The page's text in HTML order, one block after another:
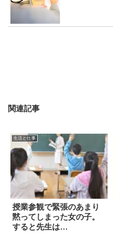
関連記事
生活と仕事
授業参観で緊張のあまり
黙ってしまった女の子。
すると先生は…